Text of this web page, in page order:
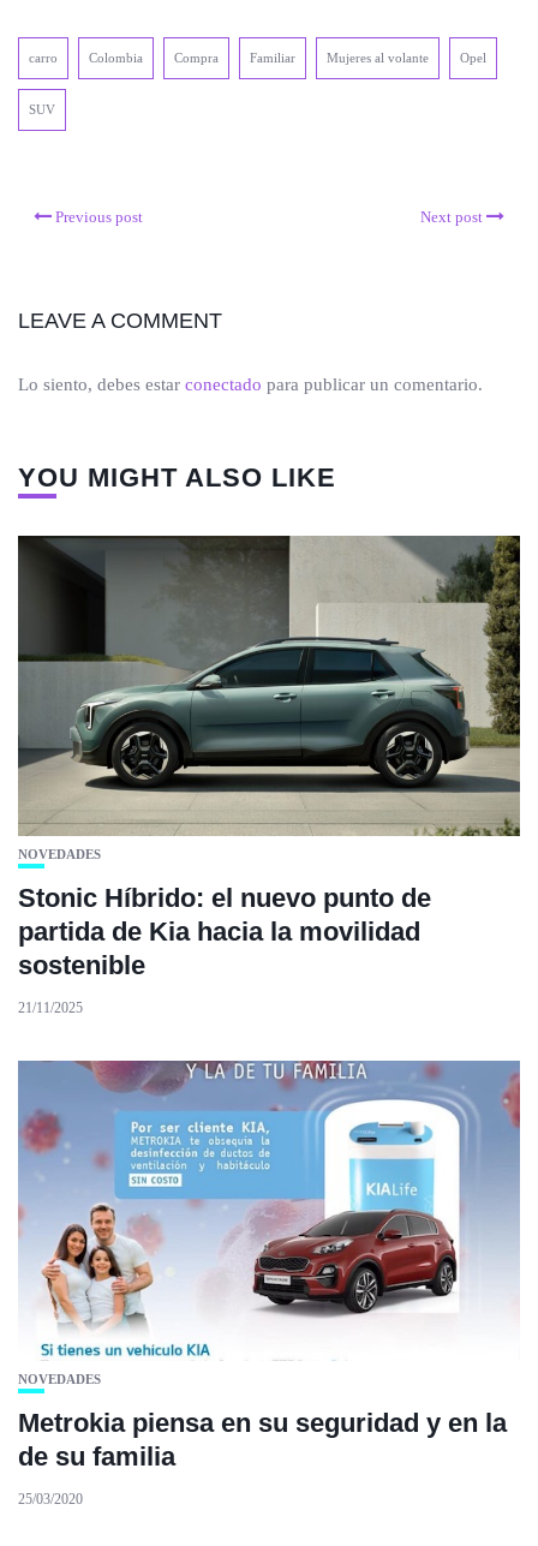
carro Colombia Compra Familiar Mujeres al volante Opel
SUV
Previous post Next post
LEAVE A COMMENT
Lo siento, debes estar conectado para publicar un comentario.
YOU MIGHT ALSO LIKE
NOVEDADES
Stonic Híbrido: el nuevo punto de
partida de Kia hacia la movilidad
sostenible
21/11/2025
NOVEDADES
Metrokia piensa en su seguridad y en la
de su familia
25/03/2020